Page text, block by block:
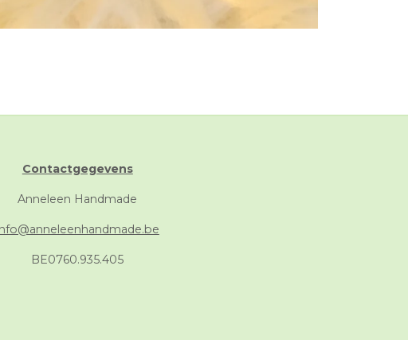
Contactgegevens
Anneleen Handmade
BE0760.935.405